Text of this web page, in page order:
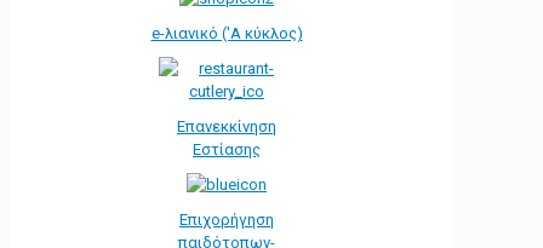
e-λιανικό ('Α κύκλος)
Επανεκκίνηση
Εστίασης
Επιχορήγηση
παιδότοπων-